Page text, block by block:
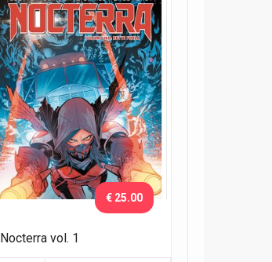
Nocterra vol. 1
€ 25.00